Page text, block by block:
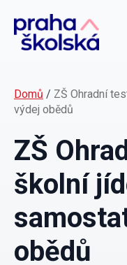
Domů / ZŠ Ohradní
výdej obědů
ZŠ
školní
obědů